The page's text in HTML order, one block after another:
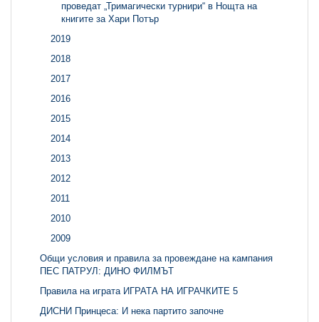
проведат „Тримагически турнири“ в Нощта на
книгите за Хари Потър
2019
2018
2017
2016
2015
2014
2013
2012
2011
2010
2009
Общи условия и правила за провеждане на кампания
ПЕС ПАТРУЛ: ДИНО ФИЛМЪТ
Правила на играта ИГРАТА НА ИГРАЧКИТЕ 5
ДИСНИ Принцеса: И нека партито започне